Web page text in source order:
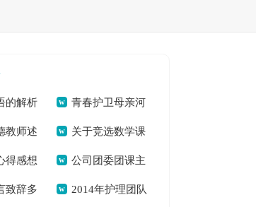
的解析
共995
青春护卫母亲河
争当河小禹[本文共
764字]
教师述
字]
关于竞选数学课
代表发言稿[本文共
1768字]
得感想
3026
公司团委团课主
题活动简报[本文共
致辞多 2014年护理团队